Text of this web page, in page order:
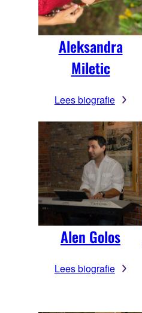
Aleksandra
Miletic
Lees biografie
Alen Golos
Lees biografie